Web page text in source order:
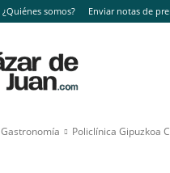
¿Quiénes somos? Enviar notas de
Gastronomía Policlínica Gipuzkoa